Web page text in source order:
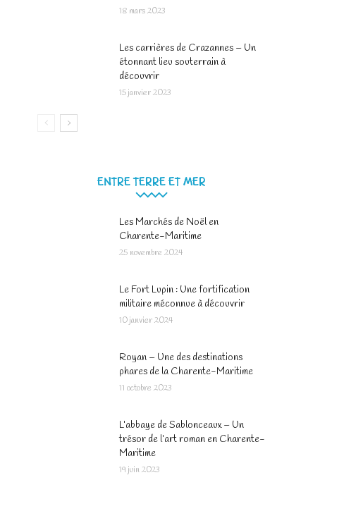
18 mars 2023
Les carrières de Crazannes – Un
étonnant lieu souterrain à
découvrir
15 janvier 2023
ENTRE TERRE ET MER
Les Marchés de Noël en
Charente-Maritime
25 novembre 2024
Le Fort Lupin : Une fortification
militaire méconnue à découvrir
10 janvier 2024
Royan – Une des destinations
phares de la Charente-Maritime
11 octobre 2023
L’abbaye de Sablonceaux – Un
trésor de l’art roman en Charente-
Maritime
19 juin 2023